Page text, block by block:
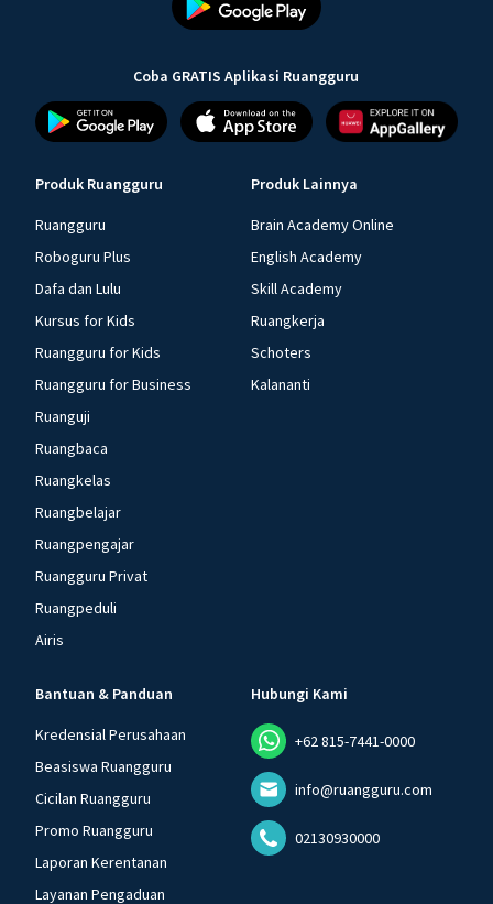
Coba GRATIS Aplikasi Ruangguru
Produk Ruangguru
Ruangguru
Roboguru Plus
Dafa dan Lulu
Kursus for Kids
Ruangguru for Kids
Ruangguru for Business
Ruanguji
Ruangbaca
Ruangkelas
Ruangbelajar
Ruangpengajar
Ruangguru Privat
Ruangpeduli
Airis
Produk Lainnya
Brain Academy Online
English Academy
Skill Academy
Ruangkerja
Schoters
Kalananti
Bantuan & Panduan
Kredensial Perusahaan
Beasiswa Ruangguru
Cicilan Ruangguru
Promo Ruangguru
Laporan Kerentanan
Layanan Pengaduan
Hubungi Kami
+62 815-7441-0000
info@ruangguru.com
02130930000